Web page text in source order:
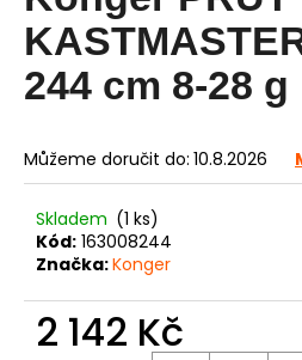
0,0
5
hvězdiček.
244 cm 8-28 g
Můžeme doručit do: 10.8.2026
Skladem (1 ks)
Kód: 163008244
Značka:Konger
2 142 Kč
a
j
í
?